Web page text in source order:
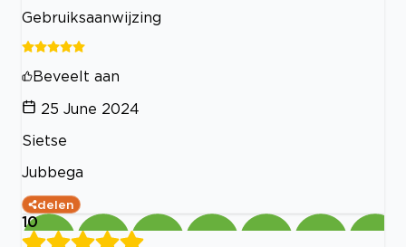
Gebruiksaanwijzing
Beveelt aan
25 June 2024
Sietse
Jubbega
delen
10